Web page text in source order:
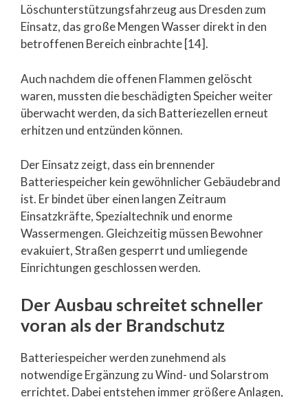
Löschunterstützungsfahrzeug aus Dresden zum
Einsatz, das große Mengen Wasser direkt in den
betroffenen Bereich einbrachte [14].
Auch nachdem die offenen Flammen gelöscht
waren, mussten die beschädigten Speicher weiter
überwacht werden, da sich Batteriezellen erneut
erhitzen und entzünden können.
Der Einsatz zeigt, dass ein brennender
Batteriespeicher kein gewöhnlicher Gebäudebrand
ist. Er bindet über einen langen Zeitraum
Einsatzkräfte, Spezialtechnik und enorme
Wassermengen. Gleichzeitig müssen Bewohner
evakuiert, Straßen gesperrt und umliegende
Einrichtungen geschlossen werden.
Der Ausbau schreitet schneller
voran als der Brandschutz
Batteriespeicher werden zunehmend als
notwendige Ergänzung zu Wind- und Solarstrom
errichtet. Dabei entstehen immer größere Anlagen,